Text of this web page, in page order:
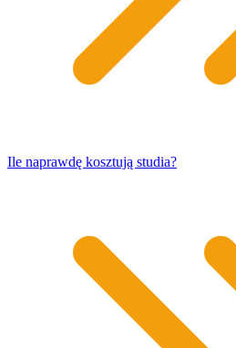
​Ile naprawdę kosztują studia?